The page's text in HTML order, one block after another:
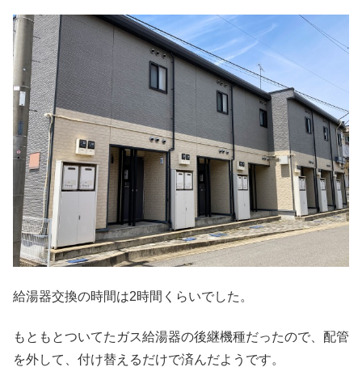
給湯器交換の時間は2時間くらいでした。
もともとついてたガス給湯器の後継機種だったので、配管
を外して、付け替えるだけで済んだようです。